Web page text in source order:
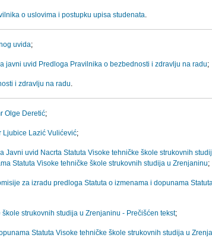
o uslovima i postupku upisa studenata.
uvida;
javni uvid Predloga Pravilnika o bezbednosti i zdravlju na radu;
i zdravlju na radu.
Olge Deretić;
Ljubice Lazić Vulićević;
Javni uvid Nacrta Statuta Visoke tehničke škole strukovnih
Statuta Visoke tehničke škole strukovnih studija u Zrenjaninu;
za izradu predloga Statuta o izmenama i dopunama
škole strukovnih studija u Zrenjaninu - Prečišćen tekst;
Statuta Visoke tehničke škole strukovnih studija u